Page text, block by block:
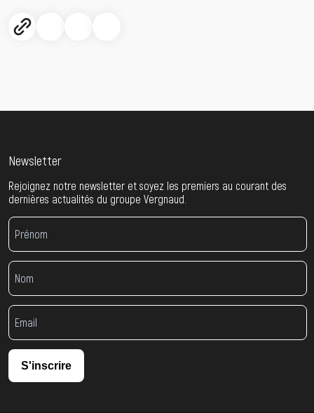
Newsletter
Rejoignez notre newsletter et soyez les premiers au courant des
dernières actualités du groupe Vergnaud.
S'inscrire